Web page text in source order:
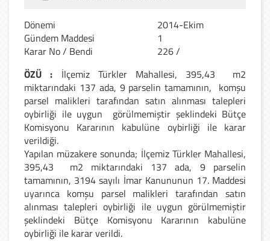
Dönemi
2014-Ekim
Gündem Maddesi
1
Karar No / Bendi
226 /
ÖZÜ : İlçemiz Türkler Mahallesi, 395,43 m2
miktarındaki 137 ada, 9 parselin tamamının, komşu
parsel malikleri tarafından satın alınması talepleri
oybirliği ile uygun görülmemiştir şeklindeki Bütçe
Komisyonu Kararının kabulüne oybirliği ile karar
verildiği.
Yapılan müzakere sonunda; İlçemiz Türkler Mahallesi,
395,43 m2 miktarındaki 137 ada, 9 parselin
tamamının, 3194 sayılı İmar Kanununun 17. Maddesi
uyarınca komşu parsel malikleri tarafından satın
alınması talepleri oybirliği ile uygun görülmemiştir
şeklindeki Bütçe Komisyonu Kararının kabulüne
oybirliği ile karar verildi.